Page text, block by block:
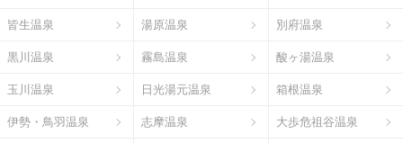
皆生温泉 湯原温泉 別府温泉
黒川温泉 霧島温泉 酸ヶ湯温泉
玉川温泉 日光湯元温泉 箱根温泉
伊勢・鳥羽温泉 志摩温泉 大歩危祖谷温泉